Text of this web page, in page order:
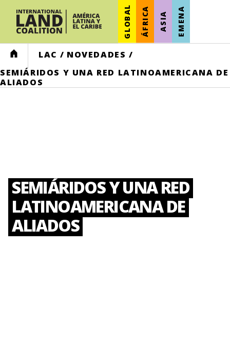
GLOBAL ÁFRICA ASIA EMENA
HOME LAC / NOVEDADES /
SEMIÁRIDOS Y UNA RED LATINOAMERICANA DE
ALIADOS
SEMIÁRIDOS Y UNA RED
LATINOAMERICANA DE
ALIADOS